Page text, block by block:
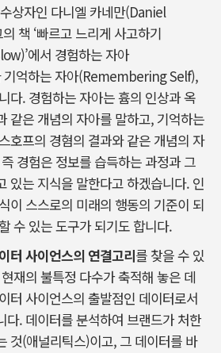
상자인 다니엘 카네만(Daniel
책 ‘빠르고 느리게 사고하기
에서 경험하는 자아
억하는 자아(Remembering Self),
다. 경험하는 자아는 흄의 인상과 옥
같은 개념의 자아를 말하고, 기억하는
호프의 경혐의 결과와 같은 개념의 자
경험은 정보를 습득하는 과정과 그
있는 지식을 말한다고 하겠습니다. 인
이 스스로의 미래의 행동의 기준이 되
수 있는 도구가 되기도 합니다.
터 사이언스의 연결고리를 찾을 수 있
재의 불특정 다수가 축적해 놓은 데
터 사이언스의 출발점인 데이터로서
다. 데이터를 분석하여 브랜드가 처한
것(애널리틱스)이고, 그 데이터를 바